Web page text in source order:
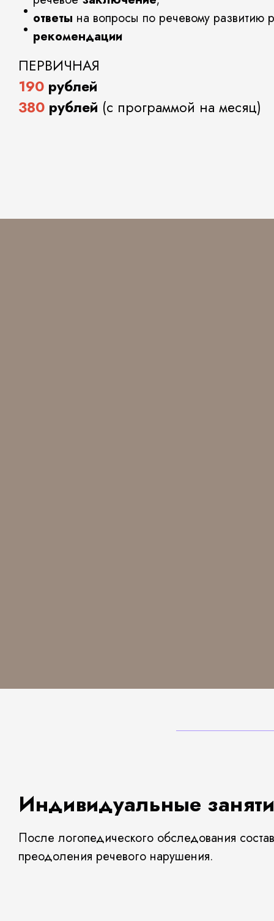
ответы на вопросы по речевому развитию
рекомендации
ПЕРВИЧНАЯ
190 рублей
380 рублей (с программой на месяц)
Индивидуальные
После логопедического обследования
преодоления речевого нарушения.